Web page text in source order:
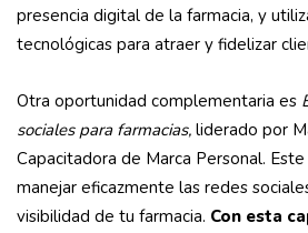
presencia digital de la farmacia, y
tecnológicas para atraer y fidelizar
Otra oportunidad complementaria es
sociales para farmacias, liderado por
Capacitadora de Marca Personal.
manejar eficazmente las redes
visibilidad de tu farmacia. Con esta